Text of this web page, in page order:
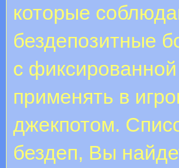
которые
бездепозитные
с
применять в
джекпотом.
бездеп, Вы